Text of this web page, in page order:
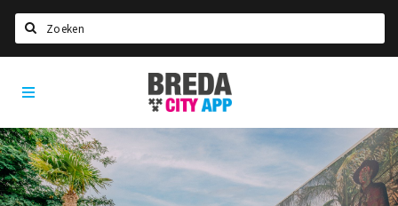
Home
Agenda
Deals
Party pics
Breda
City
App